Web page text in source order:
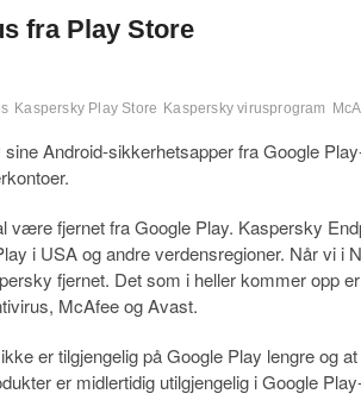
fra Play Store
Kaspersky Play Store Kaspersky virusprogram
Android-sikkerhetsapper fra Google
fjernet fra Google Play. Kaspersky
i USA og andre verdensregioner. Når vi i
fjernet. Det som i heller kommer opp
McAfee og Avast.
er tilgjengelig på Google Play lengre og
er midlertidig utilgjengelig i Google